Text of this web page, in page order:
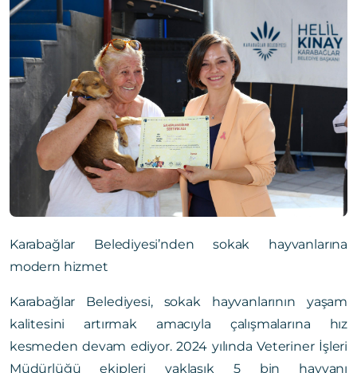
Karabağlar Belediyesi’nden sokak hayvanlarına
modern hizmet
Karabağlar Belediyesi, sokak hayvanlarının yaşam
kalitesini artırmak amacıyla çalışmalarına hız
kesmeden devam ediyor. 2024 yılında Veteriner İşleri
Müdürlüğü ekipleri yaklaşık 5 bin hayvanı